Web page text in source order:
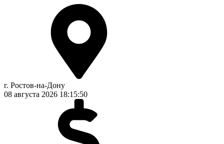
г. Ростов-на-Дону
08 августа 2026 18:15:51